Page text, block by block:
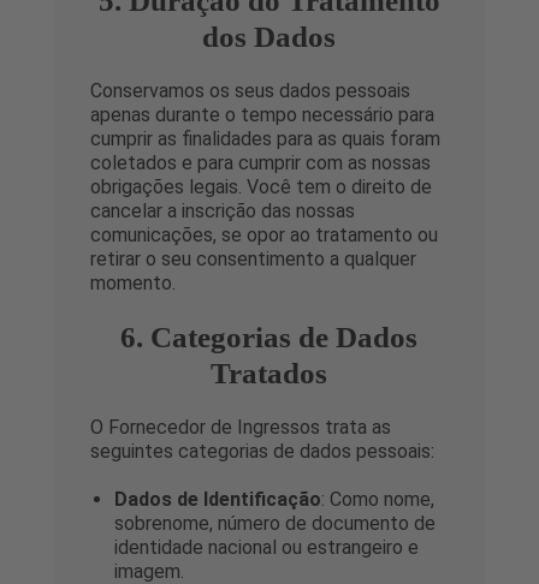
dos Dados
Conservamos os seus dados pessoais
apenas durante o tempo necessário para
cumprir as finalidades para as quais foram
coletados e para cumprir com as nossas
obrigações legais. Você tem o direito de
cancelar a inscrição das nossas
comunicações, se opor ao tratamento ou
retirar o seu consentimento a qualquer
momento.
6. Categorias de Dados
Tratados
O Fornecedor de Ingressos trata as
seguintes categorias de dados pessoais:
Dados de Identificação: Como nome,
sobrenome, número de documento de
identidade nacional ou estrangeiro e
imagem.